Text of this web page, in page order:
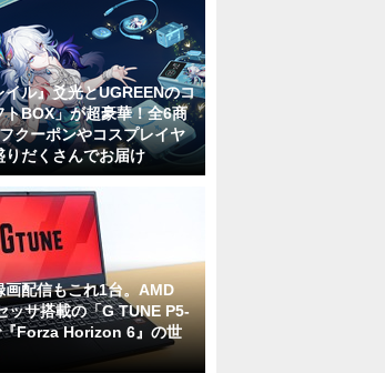
ル』爻光とUGREENのコ
トBOX」が超豪華！全6商
クーポンやコスプレイヤ
りだくさんでお届け
画配信もこれ1台。AMD
サ搭載の「G TUNE P5-
Forza Horizon 6』の世